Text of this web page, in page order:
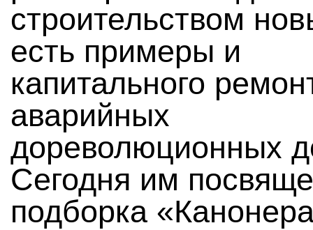
строительством
есть примеры и
капитального
аварийных
дореволюционных
Сегодня им
подборка